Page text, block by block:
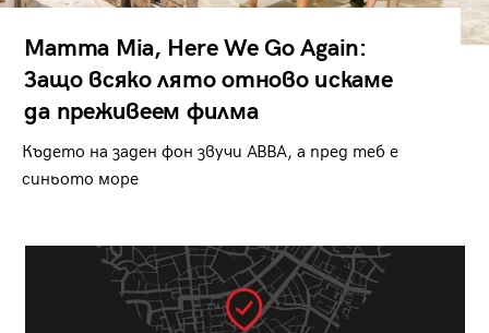
Mamma Mia, Here We Go Again:
Защо всяко лято отново искаме
да преживеем филма
Където на заден фон звучи ABBA, а пред теб е
синьото море